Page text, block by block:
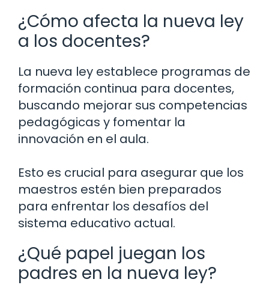
¿Cómo afecta la nueva ley
a los docentes?
La nueva ley establece programas de
formación continua para docentes,
buscando mejorar sus competencias
pedagógicas y fomentar la
innovación en el aula.
Esto es crucial para asegurar que los
maestros estén bien preparados
para enfrentar los desafíos del
sistema educativo actual.
¿Qué papel juegan los
padres en la nueva ley?